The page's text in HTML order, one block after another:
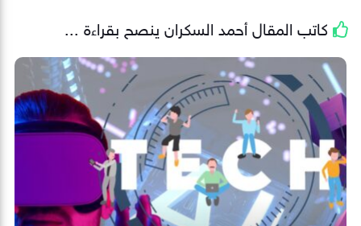
كاتب المقالأحمد السكران ينصح بقراءة ...